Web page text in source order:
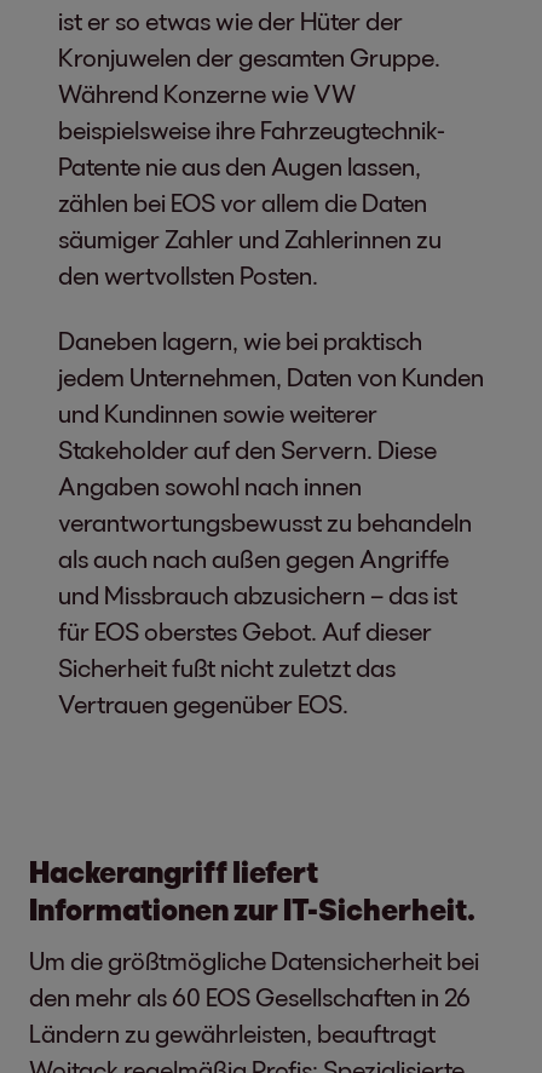
ist er so etwas wie der Hüter der
Kronjuwelen der gesamten Gruppe.
Während Konzerne wie VW
beispielsweise ihre Fahrzeugtechnik-
Patente nie aus den Augen lassen,
zählen bei EOS vor allem die Daten
säumiger Zahler und Zahlerinnen zu
den wertvollsten Posten.
Daneben lagern, wie bei praktisch
jedem Unternehmen, Daten von Kunden
und Kundinnen sowie weiterer
Stakeholder auf den Servern. Diese
Angaben sowohl nach innen
verantwortungsbewusst zu behandeln
als auch nach außen gegen Angriffe
und Missbrauch abzusichern – das ist
für EOS oberstes Gebot. Auf dieser
Sicherheit fußt nicht zuletzt das
Vertrauen gegenüber EOS.
Hackerangriff liefert
Informationen zur IT-Sicherheit.
Um die größtmögliche Datensicherheit bei
den mehr als 60 EOS Gesellschaften in 26
Ländern zu gewährleisten, beauftragt